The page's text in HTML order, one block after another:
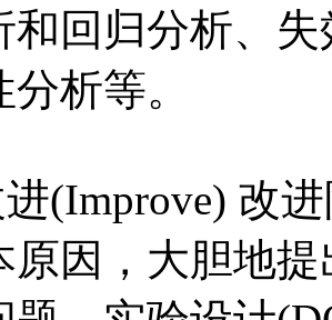
和回归分析、
析等。
改进
原因，大胆地